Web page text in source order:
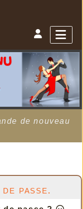
de nouveau
passe.